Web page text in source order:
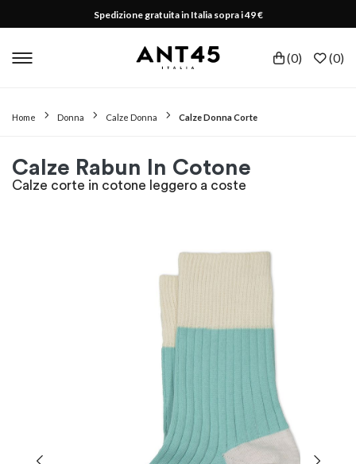
Spedizione gratuita in Italia sopra i 49 €
(0) (0)
Home Donna Calze Donna Calze Donna Corte
Calze Rabun In Cotone
Calze corte in cotone leggero a coste